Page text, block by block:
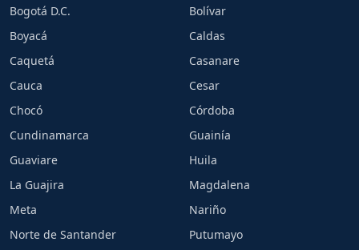
Bogotá D.C.
Bolívar
Boyacá
Caldas
Caquetá
Casanare
Cauca
Cesar
Chocó
Córdoba
Cundinamarca
Guainía
Guaviare
Huila
La Guajira
Magdalena
Meta
Nariño
Norte de Santander
Putumayo